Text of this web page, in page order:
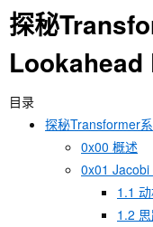
探秘
目录
探秘Transformer
0x00 概述
0x01
1.1
1.2